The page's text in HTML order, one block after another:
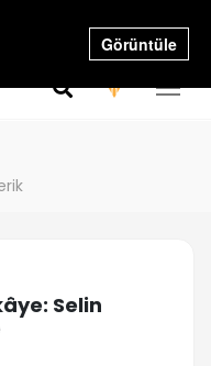
Select Language
Selin
Görüntüle